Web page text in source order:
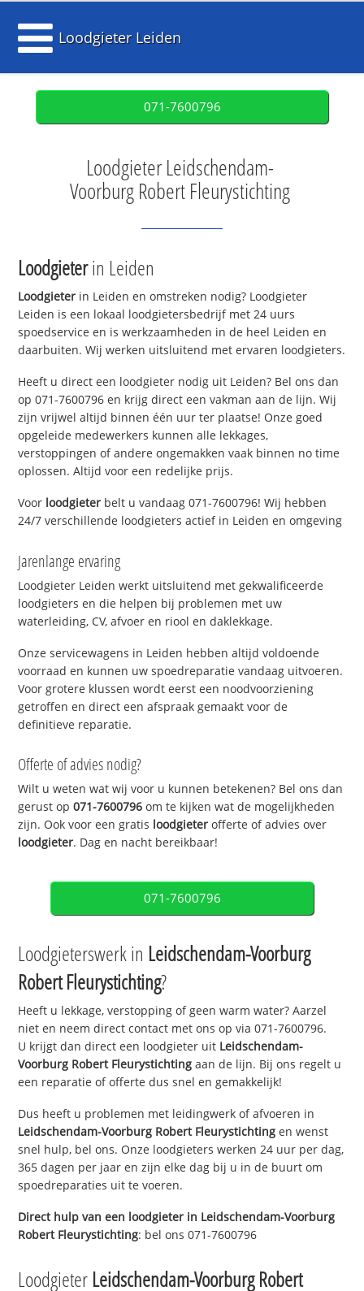
Loodgieter Leiden
071-7600796
Loodgieter Leidschendam-
Voorburg Robert Fleurystichting
Loodgieterin Leiden
Loodgieter in Leiden en omstreken nodig? Loodgieter
Leiden is een lokaal loodgietersbedrijf met 24 uurs
spoedservice en is werkzaamheden in de heel Leiden en
daarbuiten. Wij werken uitsluitend met ervaren loodgieters.
Heeft u direct een loodgieter nodig uit Leiden? Bel ons dan
op 071-7600796 en krijg direct een vakman aan de lijn. Wij
zijn vrijwel altijd binnen één uur ter plaatse! Onze goed
opgeleide medewerkers kunnen alle lekkages,
verstoppingen of andere ongemakken vaak binnen no time
oplossen. Altijd voor een redelijke prijs.
Voor loodgieter belt u vandaag 071-7600796! Wij hebben
24/7 verschillende loodgieters actief in Leiden en omgeving
Jarenlange ervaring
Loodgieter Leiden werkt uitsluitend met gekwalificeerde
loodgieters en die helpen bij problemen met uw
waterleiding, CV, afvoer en riool en daklekkage.
Onze servicewagens in Leiden hebben altijd voldoende
voorraad en kunnen uw spoedreparatie vandaag uitvoeren.
Voor grotere klussen wordt eerst een noodvoorziening
getroffen en direct een afspraak gemaakt voor de
definitieve reparatie.
Offerte of advies nodig?
Wilt u weten wat wij voor u kunnen betekenen? Bel ons dan
gerust op071-7600796 om te kijken wat de mogelijkheden
zijn. Ook voor een gratis loodgieter offerte of advies over
loodgieter. Dag en nacht bereikbaar!
071-7600796
Loodgieterswerk in Leidschendam-Voorburg
Robert Fleurystichting?
Heeft u lekkage, verstopping of geen warm water? Aarzel
niet en neem direct contact met ons op via 071-7600796.
U krijgt dan direct een loodgieter uit Leidschendam-
Voorburg Robert Fleurystichting aan de lijn. Bij ons regelt u
een reparatie of offerte dus snel en gemakkelijk!
Dus heeft u problemen met leidingwerk of afvoeren in
Leidschendam-Voorburg Robert Fleurystichting en wenst
snel hulp, bel ons. Onze loodgieters werken 24 uur per dag,
365 dagen per jaar en zijn elke dag bij u in de buurt om
spoedreparaties uit te voeren.
Direct hulp van een loodgieter in Leidschendam-Voorburg
Robert Fleurystichting: bel ons 071-7600796
Loodgieter Leidschendam-Voorburg Robert